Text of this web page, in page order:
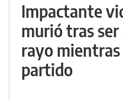
Impactante
murió tras
rayo
partido